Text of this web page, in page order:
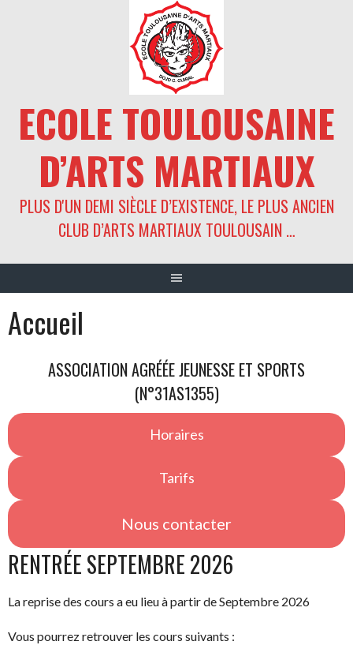
ECOLE TOULOUSAINE
D’ARTS MARTIAUX
PLUS D'UN DEMI SIÈCLE D’EXISTENCE, LE PLUS ANCIEN
CLUB D’ARTS MARTIAUX TOULOUSAIN …
Accueil
ASSOCIATION AGRÉÉE JEUNESSE ET SPORTS
(N°31AS1355)
Horaires
Tarifs
Nous contacter
RENTRÉE SEPTEMBRE 2026
La reprise des cours a eu lieu à partir de Septembre 2026
Vous pourrez retrouver les cours suivants :